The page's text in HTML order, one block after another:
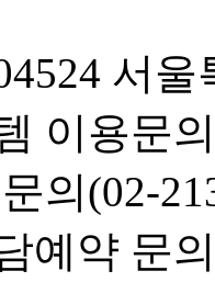
서
이용문
의(02-
예약 문